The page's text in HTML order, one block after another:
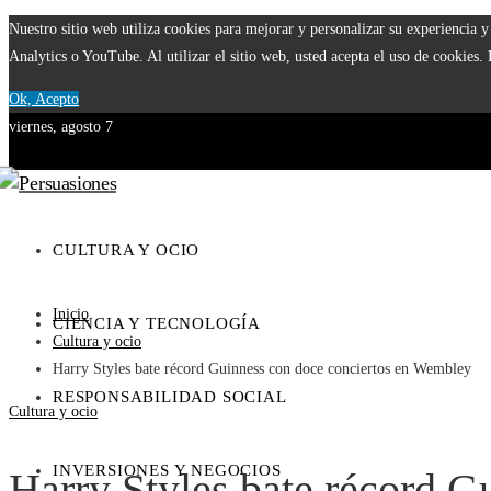
Nuestro sitio web utiliza cookies para mejorar y personalizar su experiencia
Analytics o YouTube. Al utilizar el sitio web, usted acepta el uso de
Ok, Acepto
viernes, agosto 7
CULTURA Y OCIO
CIENCIA Y TECNOLOGÍA
RESPONSABILIDAD SOCIAL
INVERSIONES Y NEGOCIOS
Inicio
Cultura y ocio
Harry Styles bate récord Guinness con doce conciertos en Wembley
Cultura y ocio